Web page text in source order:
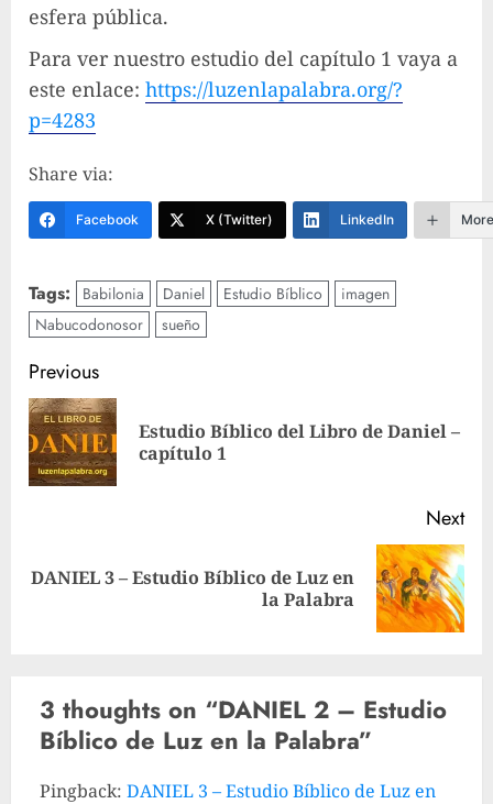
esfera pública.
Para ver nuestro estudio del capítulo 1 vaya a
este enlace: https://luzenlapalabra.org/?
p=4283
Share via:
Facebook X (Twitter) LinkedIn More
Tags: Babilonia Daniel Estudio Bíblico
imagen
Nabucodonosor
sueño
Post
navigation
Previous
Estudio Bíblico del Libro de Daniel –
capítulo 1
Next
Next
DANIEL 3 – Estudio Bíblico de Luz en
la Palabra
3 thoughts on “DANIEL 2 – Estudio
Bíblico de Luz en la Palabra”
Pingback: DANIEL 3 – Estudio Bíblico de Luz en